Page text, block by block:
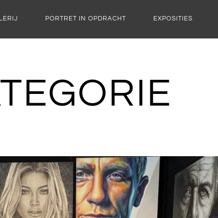
PORTRET IN OPDRACHT EXPOSITIES